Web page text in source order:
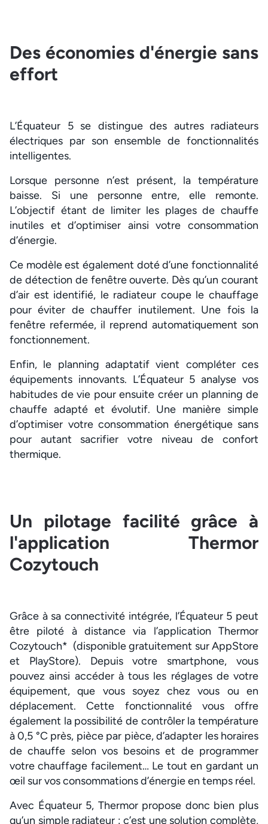
Des économies d'énergie sans
effort
L’Équateur 5 se distingue des autres radiateurs
électriques par son ensemble de fonctionnalités
intelligentes.
Lorsque personne n’est présent, la température
baisse. Si une personne entre, elle remonte.
L’objectif étant de limiter les plages de chauffe
inutiles et d’optimiser ainsi votre consommation
d’énergie.
Ce modèle est également doté d’une fonctionnalité
de détection de fenêtre ouverte. Dès qu’un courant
d’air est identifié, le radiateur coupe le chauffage
pour éviter de chauffer inutilement. Une fois la
fenêtre refermée, il reprend automatiquement son
fonctionnement.
Enfin, le planning adaptatif vient compléter ces
équipements innovants. L’Équateur 5 analyse vos
habitudes de vie pour ensuite créer un planning de
chauffe adapté et évolutif. Une manière simple
d’optimiser votre consommation énergétique sans
pour autant sacrifier votre niveau de confort
thermique.
Un pilotage facilité grâce à
l'application Thermor
Cozytouch
Grâce à sa connectivité intégrée, l’Équateur 5 peut
être piloté à distance via l’application Thermor
Cozytouch* (disponible gratuitement sur AppStore
et PlayStore). Depuis votre smartphone, vous
pouvez ainsi accéder à tous les réglages de votre
équipement, que vous soyez chez vous ou en
déplacement. Cette fonctionnalité vous offre
également la possibilité de contrôler la température
à 0,5 °C près, pièce par pièce, d’adapter les horaires
de chauffe selon vos besoins et de programmer
votre chauffage facilement… Le tout en gardant un
œil sur vos consommations d’énergie en temps réel.
Avec Équateur 5, Thermor propose donc bien plus
qu’un simple radiateur : c’est une solution complète,